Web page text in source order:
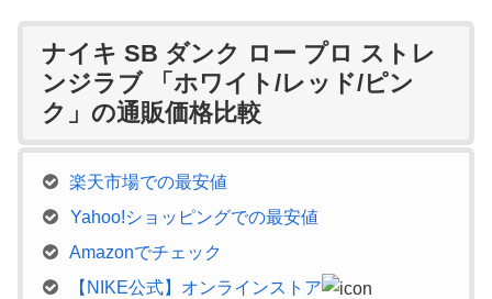
ナイキ SB ダンク ロー プロ ストレ
ンジラブ 「ホワイト/レッド/ピン
ク」の通販価格比較
楽天市場での最安値
Yahoo!ショッピングでの最安値
Amazonでチェック
【NIKE公式】オンラインストア